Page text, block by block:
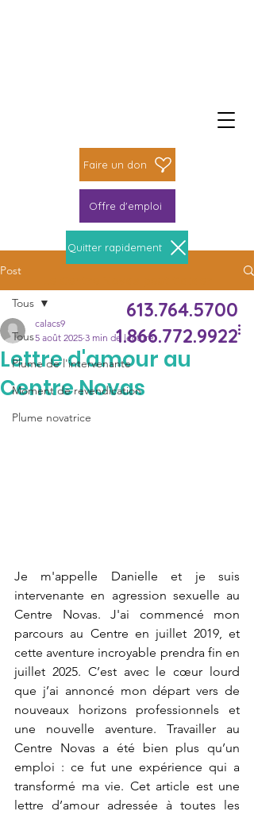
Faire un don
Offre d'emploi
Quitter rapidement
613.764.5700
1.866.772.9922
Post
Tous
Plume de l'intervenante
Moment de revendication
Plume novatrice
Tous
Lettre d'amour au
Centre Novas
calacs9
5 août 2025 3 min de lecture
Je m'appelle Danielle et je suis
intervenante en agression sexuelle au
Centre Novas. J'ai commencé mon
parcours au Centre en juillet 2019, et
cette aventure incroyable prendra fin en
juillet 2025. C’est avec le cœur lourd
que j’ai annoncé mon départ vers de
nouveaux horizons professionnels et
une nouvelle aventure. Travailler au
Centre Novas a été bien plus qu’un
emploi : ce fut une expérience qui a
transformé ma vie. Cet article est une
lettre d’amour adressée à toutes les